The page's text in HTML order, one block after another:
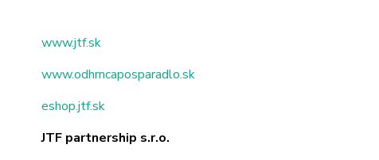
www.jtf.sk
www.odhrncaposparadlo.sk
eshop.jtf.sk
JTF partnership s.r.o.